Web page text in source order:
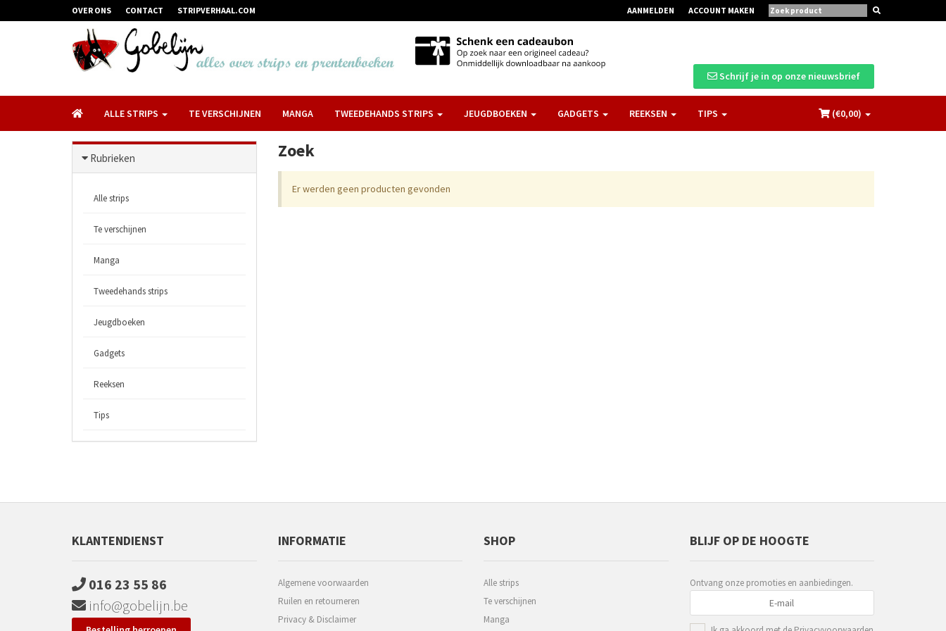
OVER ONS CONTACT STRIPVERHAAL.COM AANMELDEN ACCOUNT MAKEN
Schrijf je in op onze nieuwsbrief
ALLE STRIPS TE VERSCHIJNEN MANGA TWEEDEHANDS STRIPS JEUGDBOEKEN GADGETS REEKSEN TIPS (€0,00)
Rubrieken
Alle strips
Te verschijnen
Manga
Tweedehands strips
Jeugdboeken
Gadgets
Reeksen
Tips
Zoek
Er werden geen producten gevonden
KLANTENDIENST
016 23 55 86
info@gobelijn.be
INFORMATIE
Algemene voorwaarden
Ruilen en retourneren
Privacy & Disclaimer
SHOP
Alle strips
Te verschijnen
Manga
BLIJF OP DE HOOGTE
Ontvang onze promoties en aanbiedingen.